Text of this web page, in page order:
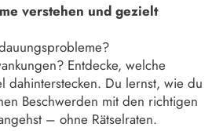
verstehen und gezielt
Entdecke, welche
dahinterstecken. Du lernst, wie du
Beschwerden mit den richtigen
– ohne Rätselraten.